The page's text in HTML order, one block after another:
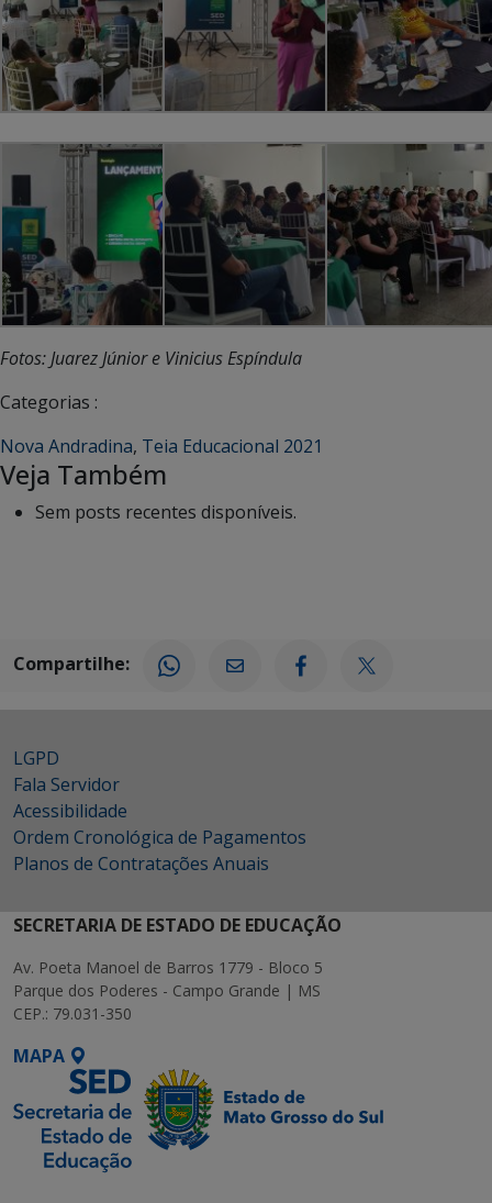
Fotos: Juarez Júnior e Vinicius Espíndula
Categorias :
Nova Andradina, Teia Educacional 2021
Veja Também
Sem posts recentes disponíveis.
Compartilhe:
LGPD
Fala Servidor
Acessibilidade
Ordem Cronológica de Pagamentos
Planos de Contratações Anuais
SECRETARIA DE ESTADO DE EDUCAÇÃO
Av. Poeta Manoel de Barros 1779 - Bloco 5
Parque dos Poderes - Campo Grande | MS
CEP.: 79.031-350
MAPA